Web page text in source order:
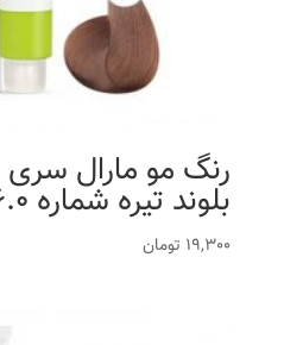
رنگ مو مارال
بلوند تیره شماره 6.0
19,300 تومان